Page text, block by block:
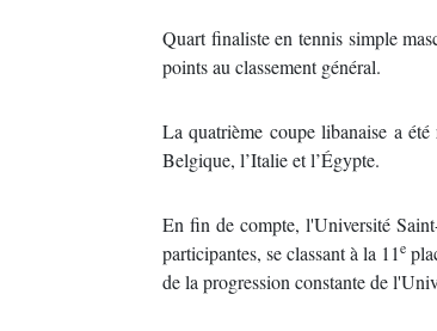
Quart finaliste en tennis simple
points au classement général.
La quatrième coupe libanaise a
Belgique, l’Italie et l’Égypte.
En fin de compte, l'Université
participantes, se classant à la 11e
de la progression constante de